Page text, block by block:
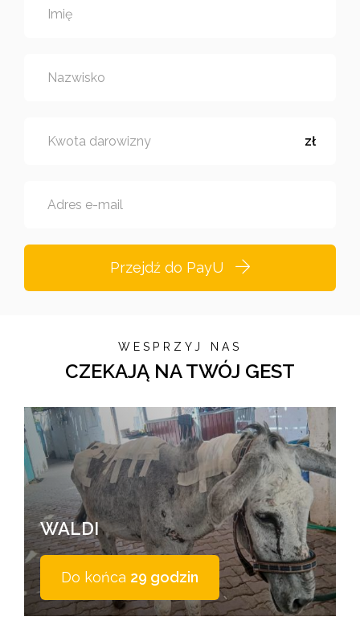
Imię
Nazwisko
Kwota darowizny zł
Adres e-mail
Przejdź do PayU
WESPRZYJ NAS
CZEKAJĄ NA TWÓJ GEST
WALDI
Do końca 29 godzin